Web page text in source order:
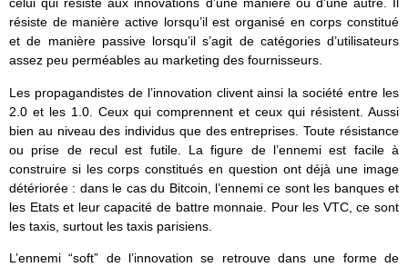
celui qui résiste aux innovations d’une manière où d’une autre. Il
résiste de manière active lorsqu’il est organisé en corps constitué
et de manière passive lorsqu’il s’agit de catégories d’utilisateurs
assez peu perméables au marketing des fournisseurs.
Les propagandistes de l’innovation clivent ainsi la société entre les
2.0 et les 1.0. Ceux qui comprennent et ceux qui résistent. Aussi
bien au niveau des individus que des entreprises. Toute résistance
ou prise de recul est futile. La figure de l’ennemi est facile à
construire si les corps constitués en question ont déjà une image
détériorée : dans le cas du Bitcoin, l’ennemi ce sont les banques et
les Etats et leur capacité de battre monnaie. Pour les VTC, ce sont
les taxis, surtout les taxis parisiens.
L’ennemi “soft” de l’innovation se retrouve dans une forme de